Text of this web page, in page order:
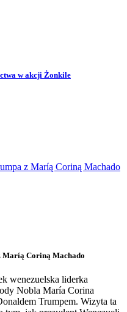
w akcji Żonkile
Maríą Coriną Machado
wenezuelska liderka
Nobla María Corina
Trumpem. Wizyta ta